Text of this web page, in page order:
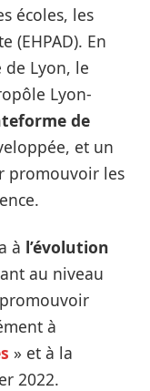
écoles, les
(EHPAD). En
Lyon, le
Lyon-
de
et un
promouvoir les
à l’évolution
au niveau
à
» et à la
2022.